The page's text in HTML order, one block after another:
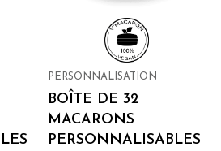
PERSONNALISATION
BOÎTE DE 32
MACARONS
PERSONNALISABLES